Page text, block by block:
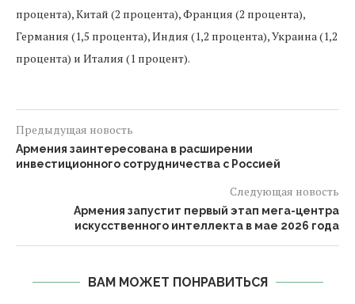
процента), Китай (2 процента), Франция (2 процента),
Германия (1,5 процента), Индия (1,2 процента), Украина (1,2
процента) и Италия (1 процент).
Предыдущая новость
Армения заинтересована в расширении
инвестиционного сотрудничества с Россией
Следующая новость
Армения запустит первый этап мега-центра
искусственного интеллекта в мае 2026 года
ВАМ МОЖЕТ ПОНРАВИТЬСЯ